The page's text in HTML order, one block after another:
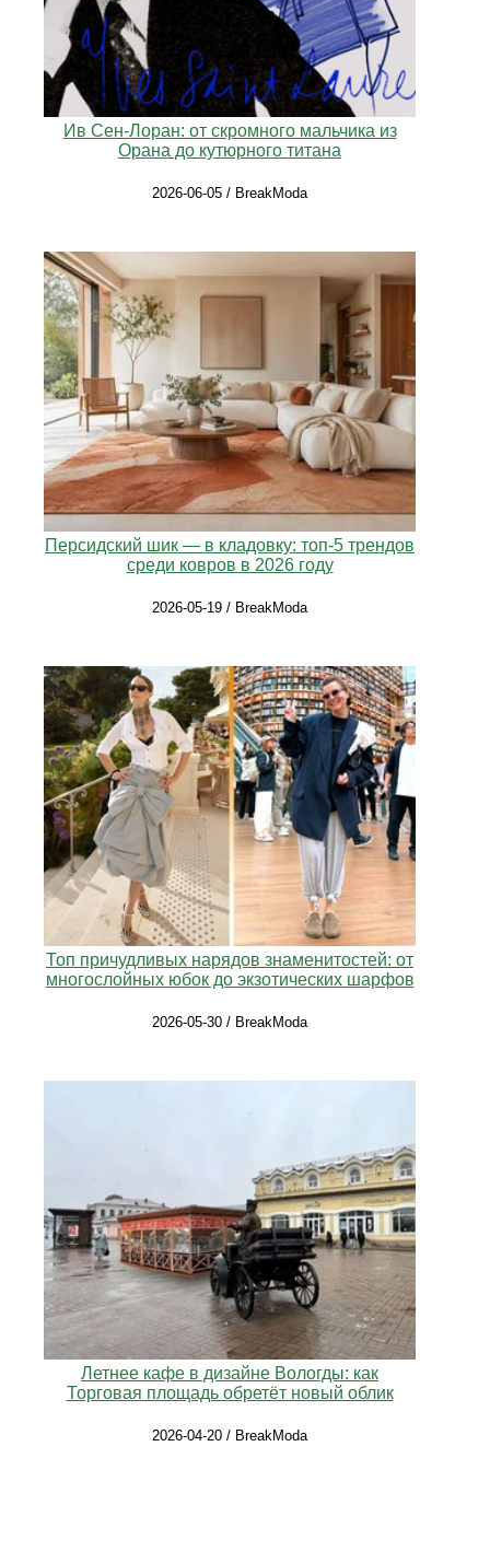
Ив Сен-Лоран: от скромного мальчика из
Орана до кутюрного титана
2026-06-05 / BreakModa
Персидский шик — в кладовку: топ-5 трендов
среди ковров в 2026 году
2026-05-19 / BreakModa
Топ причудливых нарядов знаменитостей: от
многослойных юбок до экзотических шарфов
2026-05-30 / BreakModa
Летнее кафе в дизайне Вологды: как
Торговая площадь обретёт новый облик
2026-04-20 / BreakModa